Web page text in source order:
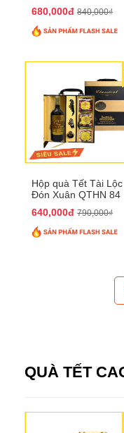
680,000đ 840,000₫
Hộp quà Tết Tài Lộc
Đón Xuân QTHN 84
640,000đ 790,000₫
QUÀ TẾT